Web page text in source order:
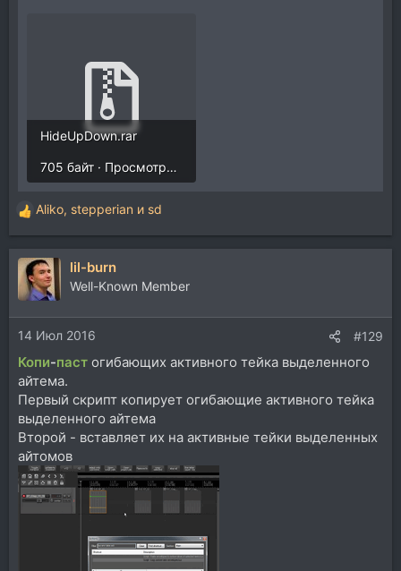
HideUpDown.rar
705 байт · Просмотры: 264
Р
е
а
к
ц
и
и
:
Aliko, stepperian и sd
lil-burn
Well-Known Member
14 Июл 2016 #129
Копи-паст огибающих активного тейка выделенного
айтема.
Первый скрипт копирует огибающие активного тейка
выделенного айтема
Второй - вставляет их на активные тейки выделенных
айтомов